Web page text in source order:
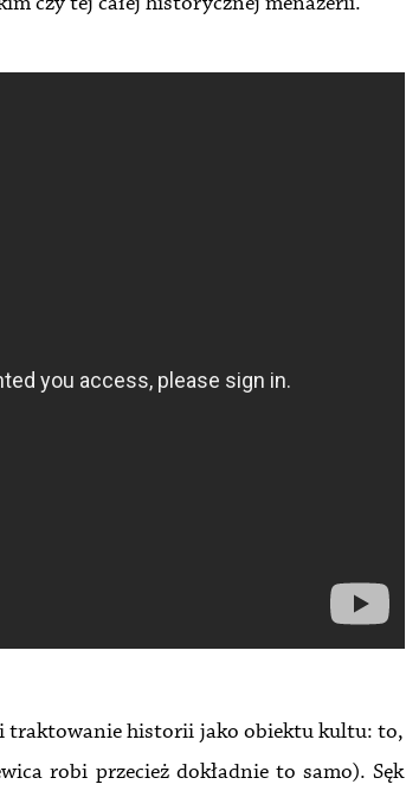
i traktowanie historii jako obiektu kultu: to,
robi przecież dokładnie to samo). Sęk